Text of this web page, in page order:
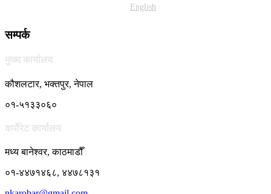
English
सम्पर्क
मुख्य कार्यालय
कौशलटार, भक्तपुर, नेपाल
०१-५१३३०६०
कर्पाेरेट कार्यालय
मध्य बानेश्वर, काठमाडौँ
०१-४४७१४६८, ४४७८१३१